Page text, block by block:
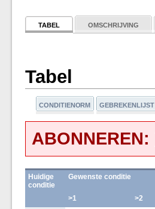
TABEL OMSCHRIJVING
Tabel
CONDITIENORM GEBREKENLIJST
ABONNEREN:
Huidige
conditie
Gewenste conditie
>1 >2